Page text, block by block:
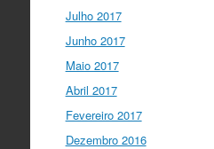
Julho 2017
Junho 2017
Maio 2017
Abril 2017
Fevereiro 2017
Dezembro 2016